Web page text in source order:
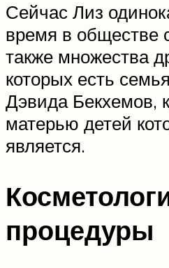
Сейчас Лиз
время в обществе
также множества
которых есть
Дэвида Бекхемов,
матерью детей
является.
процедуры